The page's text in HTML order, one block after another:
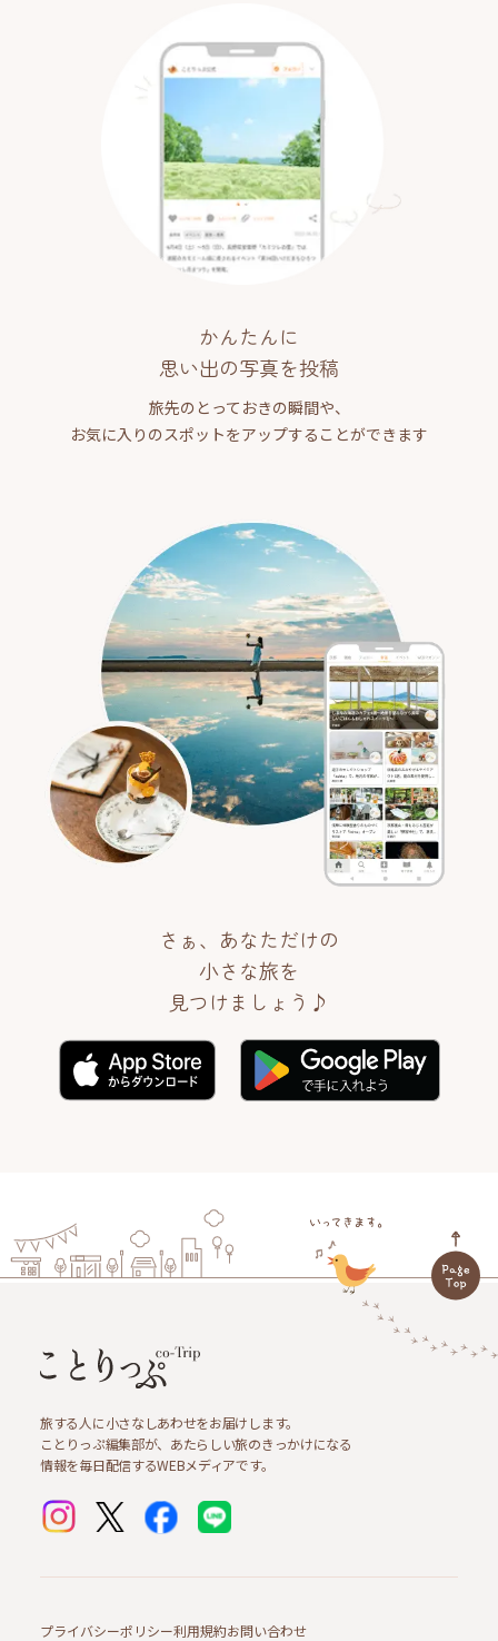
かんたんに
思い出の写真を投稿
旅先のとっておきの瞬間や、
お気に入りのスポットをアップすることができます
さぁ、あなただけの
小さな旅を
見つけましょう♪
旅する人に小さなしあわせをお届けします。
ことりっぷ編集部が、あたらしい旅のきっかけになる
情報を毎日配信するWEBメディアです。
プライバシーポリシー利用規約お問い合わせ